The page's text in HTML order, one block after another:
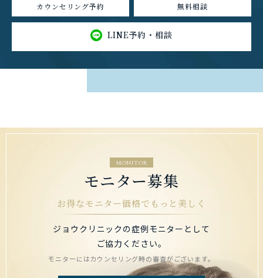
カウンセリング予約 無料相談
LINE予約・相談
MONITOR
モニター募集
お得なモニター価格でもっと美しく
ジョウクリニックの症例モニターとして
ご協力ください。
モニターにはカウンセリング時の審査がございます。